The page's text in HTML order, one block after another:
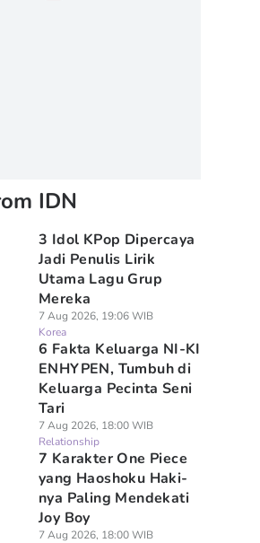
IDN
3 Idol KPop Dipercaya
Jadi Penulis Lirik
Utama Lagu Grup
Mereka
7 Aug 2026, 19:06 WIB
Korea
6 Fakta Keluarga NI-KI
ENHYPEN, Tumbuh di
Keluarga Pecinta Seni
Tari
7 Aug 2026, 18:00 WIB
Relationship
7 Karakter One Piece
yang Haoshoku Haki-
nya Paling Mendekati
Joy Boy
7 Aug 2026, 18:00 WIB